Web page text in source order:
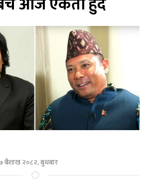
बैशाख २०८२, बुधबार